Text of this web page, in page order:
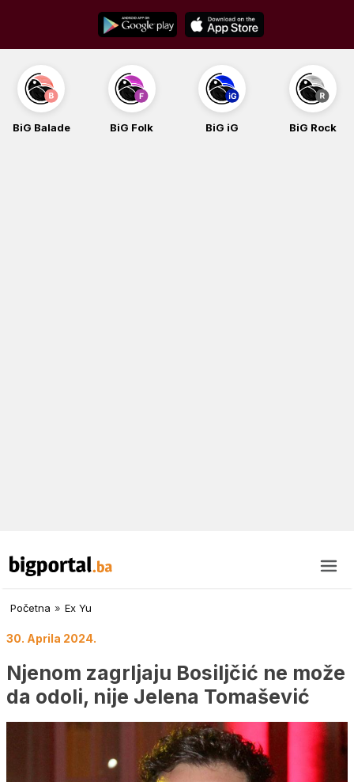
content
BiG Balade BiG Folk BiG iG BiG Rock
Početna » Ex Yu
30. Aprila 2024.
Njenom zagrljaju Bosiljčić ne može
da odoli, nije Jelena Tomašević